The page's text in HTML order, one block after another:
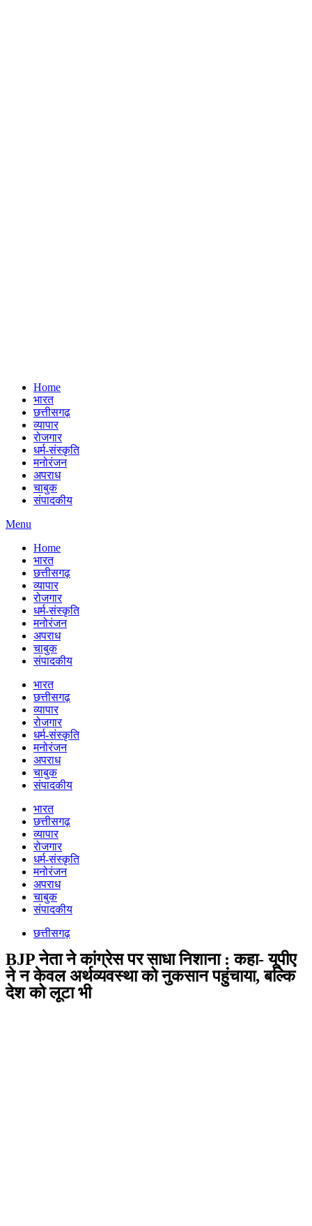
Home
भारत
छत्तीसगढ़
व्यापार
रोजगार
धर्म-संस्कृति
मनोरंजन
अपराध
चाबुक
संपादकीय
Menu
Home
भारत
छत्तीसगढ़
व्यापार
रोजगार
धर्म-संस्कृति
मनोरंजन
अपराध
चाबुक
संपादकीय
भारत
छत्तीसगढ़
व्यापार
रोजगार
धर्म-संस्कृति
मनोरंजन
अपराध
चाबुक
संपादकीय
भारत
छत्तीसगढ़
व्यापार
रोजगार
धर्म-संस्कृति
मनोरंजन
अपराध
चाबुक
संपादकीय
छत्तीसगढ़
BJP नेता ने कांग्रेस पर साधा निशाना : कहा- यूपीए
ने न केवल अर्थव्यवस्था को नुकसान पहुंचाया, बल्कि
देश को लूटा भी